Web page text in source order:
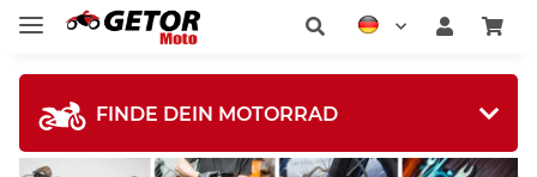
FINDE DEIN MOTORRAD